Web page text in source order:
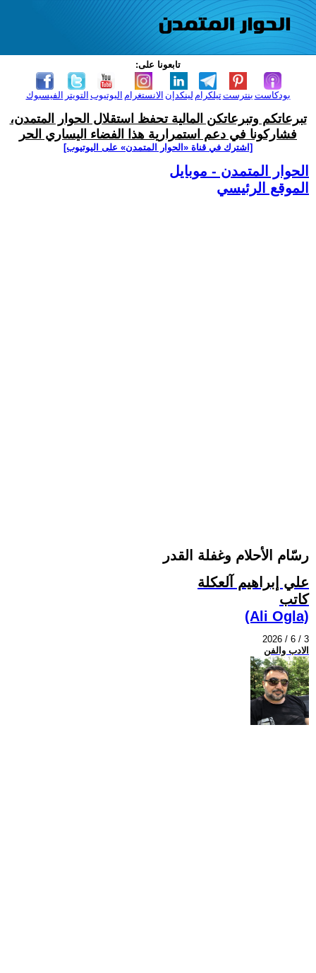
تابعونا على:
الفيسبوك التويتر اليوتيوب الانستغرام لينكدإن تيلكرامبنترست بودكاست
تبرعاتكم وتبرعاتكن المالية تحفظ استقلال الحوار المتمدن،
فشاركونا في دعم استمرارية هذا الفضاء اليساري الحر
[اشترك في قناة ‫«الحوار المتمدن» على اليوتيوب]
الحوار المتمدن - موبايل
الموقع الرئيسي
رسّام الأحلام وغفلة القدر
علي إبراهيم آلعكلة
كاتب
(Ali Ogla)
2026 / 6 / 3
الادب والفن